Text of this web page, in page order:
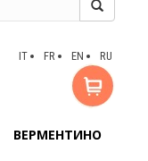
IT FR EN RU
ВЕРМЕНТИНО